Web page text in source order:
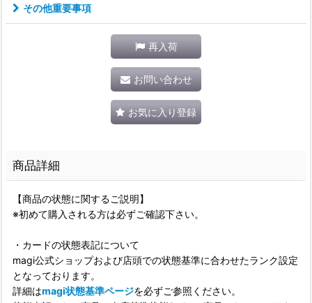
その他重要事項
再入荷
お問い合わせ
お気に入り登録
商品詳細
【商品の状態に関するご説明】
※初めて購入される方は必ずご確認下さい。
・カードの状態表記について
magi公式ショップおよび店頭での状態基準に合わせたランク設定
となっております。
詳細はmagi状態基準ページを必ずご参照ください。